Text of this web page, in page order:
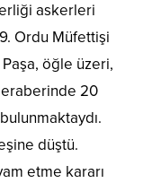
askerleri
Ordu Müfettişi
öğle üzeri,
20
düştü.
etme kararı